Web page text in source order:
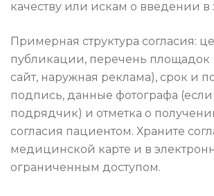
качеству или искам о введении в
Примерная структура согласия:
публикации, перечень площадок
сайт, наружная реклама), срок и
подпись, данные фотографа (если
подрядчик) и отметка о
согласия пациентом. Храните
медицинской карте и в
ограниченным доступом.